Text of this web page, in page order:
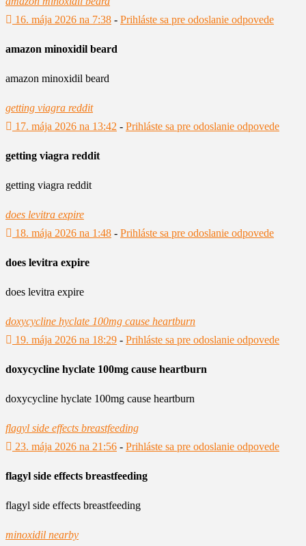
16. mája 2026 na 7:38 - Prihláste sa pre odoslanie odpovede
amazon minoxidil beard
amazon minoxidil beard
getting viagra reddit
17. mája 2026 na 13:42 - Prihláste sa pre odoslanie odpovede
getting viagra reddit
getting viagra reddit
does levitra expire
18. mája 2026 na 1:48 - Prihláste sa pre odoslanie odpovede
does levitra expire
does levitra expire
doxycycline hyclate 100mg cause heartburn
19. mája 2026 na 18:29 - Prihláste sa pre odoslanie odpovede
doxycycline hyclate 100mg cause heartburn
doxycycline hyclate 100mg cause heartburn
flagyl side effects breastfeeding
23. mája 2026 na 21:56 - Prihláste sa pre odoslanie odpovede
flagyl side effects breastfeeding
flagyl side effects breastfeeding
minoxidil nearby